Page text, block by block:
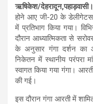
ऋषिकेश/देहरादून,पहाड़वासी।
होने आए जी-20 के डेलीगेटस
में प्रतिभाग किया गया।
दौरान आध्यात्मिकता से
के अनुसार गंगा दर्शन का
निकेतन में स्थानीय परंपरा
स्वागत किया गया गंगा।
की गई।
इस दौरान गंगा आरती में